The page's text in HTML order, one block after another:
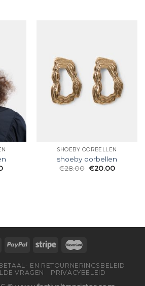
SHOEBY OORBELLEN
shoeby oorbellen
€28.00 €20.00
EN RETOURNERINGSBELEID
VRAGEN
PRIVACYBELEID